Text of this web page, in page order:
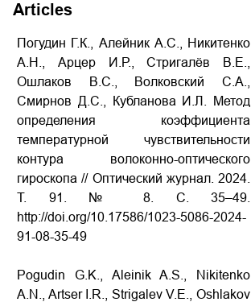
Articles
Погудин Г.К., Алейник А.С., Никитенко
А.Н., Арцер И.Р., Стригалёв В.Е.,
Ошлаков В.С., Волковский С.А.,
Смирнов Д.С., Кубланова И.Л. Метод
определения коэффициента
температурной чувствительности
контура волоконно-оптического
гироскопа // Оптический журнал. 2024.
Т. 91. № 8. С. 35–49.
http://doi.org/10.17586/1023-5086-2024-
91-08-35-49
Pogudin G.K., Aleinik A.S., Nikitenko
A.N., Artser I.R., Strigalev V.E., Oshlakov